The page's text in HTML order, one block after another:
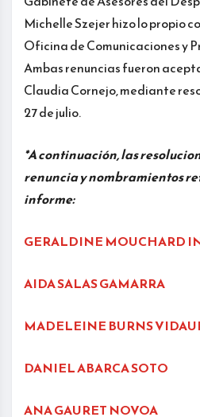
Michelle Szejer hizo lo propio
Oficina de Comunicaciones y
Ambas renuncias fueron
Claudia Cornejo, mediante
27 de julio.
*A continuación, las
renuncia y nombramientos
informe:
GERALDINE MOUCHARD
AIDA SALAS GAMARRA
MADELEINE BURNS
DANIEL ABARCA SOTO
ANA GAURET NOVOA